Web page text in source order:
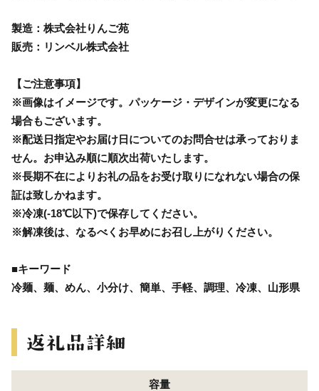
製造：株式会社りんご苑
販売：リンベル株式会社
【ご注意事項】
※画像はイメージです。パッケージ・デザインが変更になる
場合もございます。
※配送日指定やお届け日についてのお問合せは承っておりま
せん。お申込み順に順次出荷いたします。
※長期不在によりお礼の品をお受け取りになれない場合の保
証は致しかねます。
※冷凍(-18℃以下)で保存してください。
※解凍後は、なるべくお早めにお召し上がりください。
■キーワード
冷麺、麺、めん、小分け、簡単、手軽、調理、冷凍、山形県
容量